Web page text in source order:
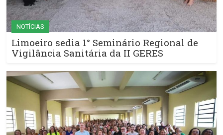
NOTÍCIAS
Limoeiro sedia 1° Seminário Regional de
Vigilância Sanitária da II GERES